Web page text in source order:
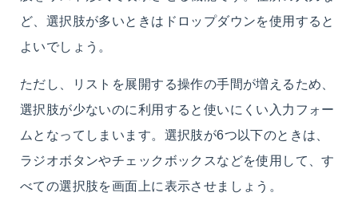
ど、選択肢が多いときはドロップダウンを使用すると
よいでしょう。
ただし、リストを展開する操作の手間が増えるため、
選択肢が少ないのに利用すると使いにくい入力フォー
ムとなってしまいます。選択肢が6つ以下のときは、
ラジオボタンやチェックボックスなどを使用して、す
べての選択肢を画面上に表示させましょう。